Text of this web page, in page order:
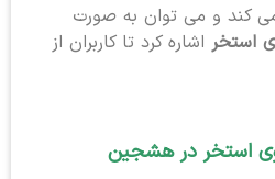
کند و می توان به صورت
استخراشاره کرد تا کاربران از
استخر در هشجین